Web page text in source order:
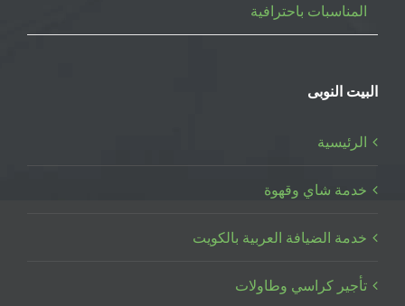
المناسبات باحترافية
البيت النوبى
الرئيسية
خدمة شاي وقهوة
خدمة الضيافة العربية بالكويت
تأجير كراسي وطاولات